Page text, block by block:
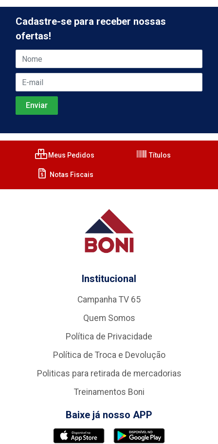
Cadastre-se para receber nossas
ofertas!
Meus Pedidos Títulos
Notas Fiscais
Institucional
Campanha TV 65
Quem Somos
Política de Privacidade
Política de Troca e Devolução
Politicas para retirada de mercadorias
Treinamentos Boni
Baixe já nosso APP